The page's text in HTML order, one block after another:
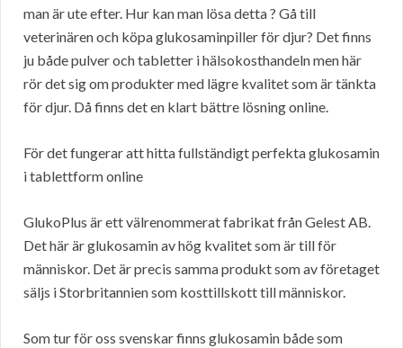
man är ute efter. Hur kan man lösa detta ? Gå till
veterinären och köpa glukosaminpiller för djur? Det finns
ju både pulver och tabletter i hälsokosthandeln men här
rör det sig om produkter med lägre kvalitet som är tänkta
för djur. Då finns det en klart bättre lösning online.
För det fungerar att hitta fullständigt perfekta glukosamin
i tablettform online
GlukoPlus är ett välrenommerat fabrikat från Gelest AB.
Det här är glukosamin av hög kvalitet som är till för
människor. Det är precis samma produkt som av företaget
säljs i Storbritannien som kosttillskott till människor.
Som tur för oss svenskar finns glukosamin både som